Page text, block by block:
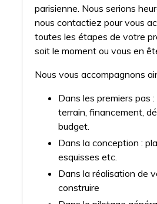
parisienne. Nous serions
nous contactiez pour vous
toutes les étapes de votre
soit le moment ou vous en
Nous vous accompagnons
Dans les premiers pas
terrain, financement,
budget.
Dans la conception :
esquisses etc.
Dans la réalisation de
construire